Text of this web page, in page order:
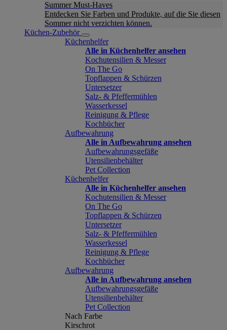
Summer Must-Haves
Entdecken Sie Farben und Produkte, auf die Sie diesen
Sommer nicht verzichten können.
Küchen-Zubehör
Küchenhelfer
Alle in Küchenhelfer ansehen
Kochutensilien & Messer
On The Go
Topflappen & Schürzen
Untersetzer
Salz- & Pfeffermühlen
Wasserkessel
Reinigung & Pflege
Kochbücher
Aufbewahrung
Alle in Aufbewahrung ansehen
Aufbewahrungsgefäße
Utensilienbehälter
Pet Collection
Küchenhelfer
Alle in Küchenhelfer ansehen
Kochutensilien & Messer
On The Go
Topflappen & Schürzen
Untersetzer
Salz- & Pfeffermühlen
Wasserkessel
Reinigung & Pflege
Kochbücher
Aufbewahrung
Alle in Aufbewahrung ansehen
Aufbewahrungsgefäße
Utensilienbehälter
Pet Collection
Nach Farbe
Kirschrot